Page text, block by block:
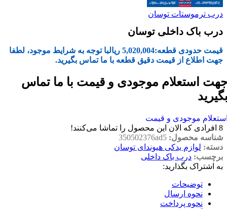
درب ترموستات توسان
درب باک داخلی توسان
قیمت حدودی قطعه:5,020,004 ریالبا توجه به شرایط موجود، لطفا
جهت اطلاع از قیمت دقیق قطعه با ما تماس بگیرید.
استعلام موجودی و قیمت با ما تماس
موجودی و قیمت
8 افرادی که الان این محصول را تماشا می‌کنند!
شناسه محصول: 350502376ad5
دسته: لوازم یدکی هیوندای توسان
برچسب: درب باک داخلی
به اشتراک بگذارید:
توضیحات
نحوه ارسال
نحوه پرداخت